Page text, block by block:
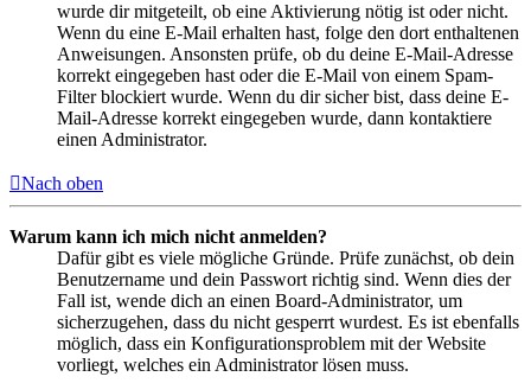
wurde dir mitgeteilt, ob eine Aktivierung nötig ist oder nicht.
Wenn du eine E-Mail erhalten hast, folge den dort enthaltenen
Anweisungen. Ansonsten prüfe, ob du deine E-Mail-Adresse
korrekt eingegeben hast oder die E-Mail von einem Spam-
Filter blockiert wurde. Wenn du dir sicher bist, dass deine E-
Mail-Adresse korrekt eingegeben wurde, dann kontaktiere
einen Administrator.
Nach oben
Warum kann ich mich nicht anmelden?
Dafür gibt es viele mögliche Gründe. Prüfe zunächst, ob dein
Benutzername und dein Passwort richtig sind. Wenn dies der
Fall ist, wende dich an einen Board-Administrator, um
sicherzugehen, dass du nicht gesperrt wurdest. Es ist ebenfalls
möglich, dass ein Konfigurationsproblem mit der Website
vorliegt, welches ein Administrator lösen muss.